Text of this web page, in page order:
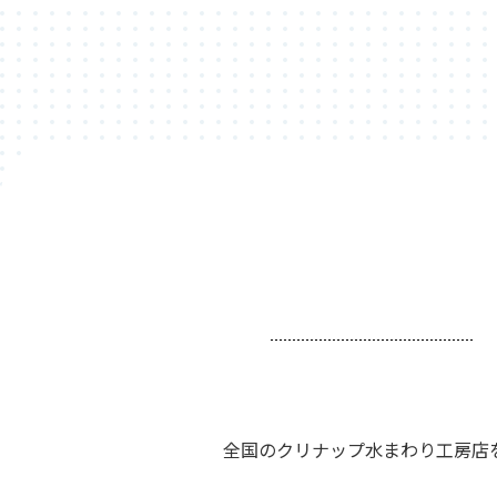
全国のクリナップ水まわり工房